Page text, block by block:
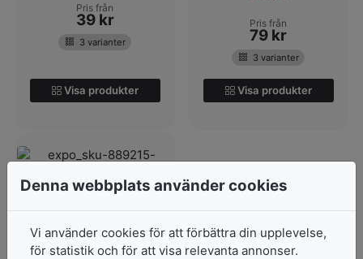
Pris från
39 kr
3 varianter
Visa produkter
Pris från
79 kr
3 varianter
Visa produkter
Denna webbplats använder cookies
Vi använder cookies för att förbättra din upplevelse,
för statistik och för att visa relevanta annonser.